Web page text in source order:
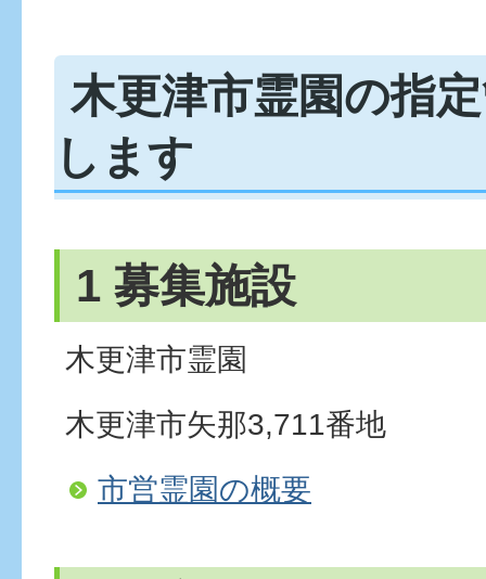
木更津市霊園の指
します
1 募集施設
木更津市霊園
木更津市矢那3,711番地
市営霊園の概要